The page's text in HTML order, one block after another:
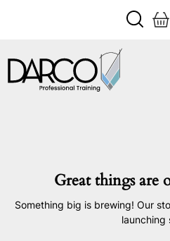
Great things are
Something big is brewing! Our
launching